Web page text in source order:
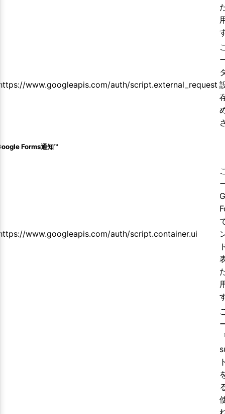
www.googleapis.com/auth/script.external_request
Forms通知™️
www.googleapis.com/auth/script.container.ui